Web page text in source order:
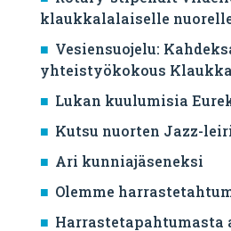
klaukkalalaiselle
Vesiensuojelu:
yhteistyökokous
Lukan kuulumisia
Kutsu nuorten Jazz-
Ari kunniajäseneksi
Olemme